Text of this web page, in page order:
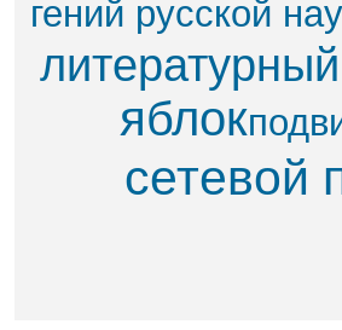
гений русской
яблок​
сетевой